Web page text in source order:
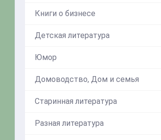
Книги о бизнесе
Детская литература
Юмор
Домоводство, Дом и семья
Старинная литература
Разная литература